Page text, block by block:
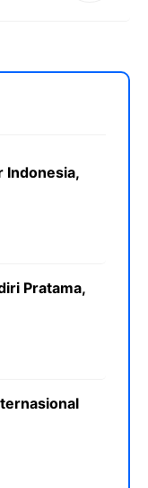
Indonesia,
Pratama,